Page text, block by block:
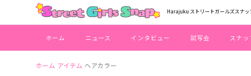
Harajuku ストリートガールズスナッ
ホーム ニュース インタビュー 試写会 スナッ
ホーム アイテム ヘアカラー